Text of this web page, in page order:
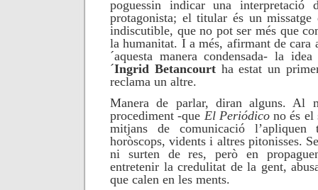
poguessin indicar una interpretació
protagonista; el titular és un
indiscutible, que no pot ser més que
la humanitat. I a més, afirmant de cara
´aquesta manera condensada- la
´Ingrid Betancourt ha estat un
reclama un altre.
Manera de parlar, diran alguns. Al
procediment -que El Periódico no és
mitjans de comunicació
horòscops, vidents i altres pitonisses.
ni surten de res, però en
entretenir la credulitat de la gent,
que calen en les ments.